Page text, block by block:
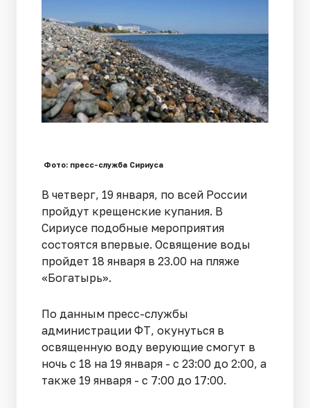
Фото: пресс-служба Сириуса
В четверг, 19 января, по всей России
пройдут крещенские купания. В
Сириусе подобные мероприятия
состоятся впервые. Освящение воды
пройдет 18 января в 23.00 на пляже
«Богатырь».
По данным пресс-службы
администрации ФТ, окунуться в
освященную воду верующие смогут в
ночь с 18 на 19 января - с 23:00 до 2:00, а
также 19 января - с 7:00 до 17:00.